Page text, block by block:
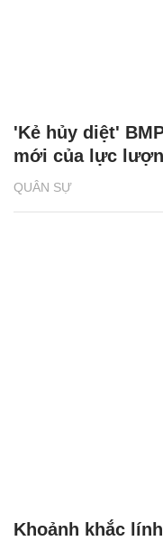
QUÂN SỰ
'Kẻ hủy diệt'
mới của lực
Khoảnh khắc